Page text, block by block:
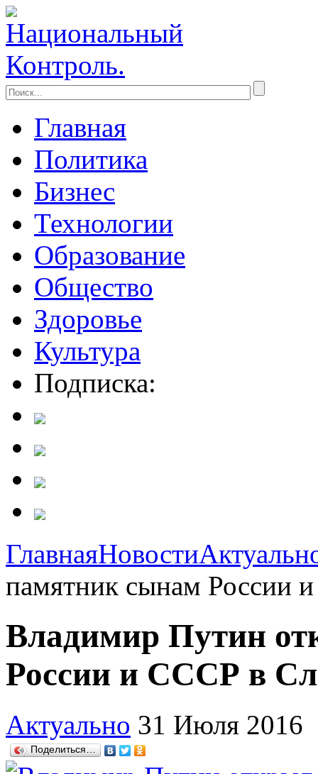
Главная
Политика
Бизнес
Технологии
Образование
Общество
Здоровье
Культура
Подписка:
ГлавнаяНовости
памятник сынам России
Владимир Путин
России и СССР в
Актуально 31 Июля 2016
Поделиться…